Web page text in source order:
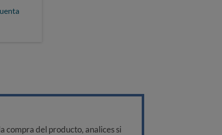
compra del producto, analices si